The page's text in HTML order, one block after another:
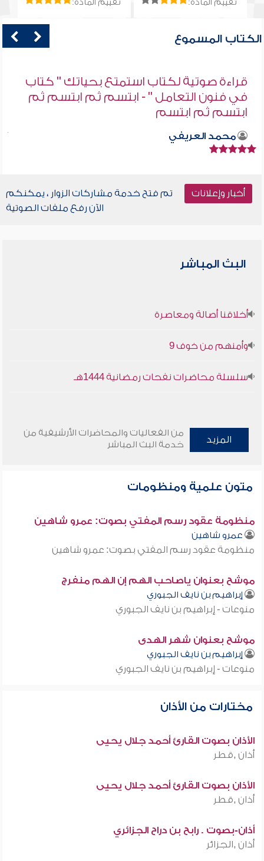
تقييم المادة: تقييم المادة:
الكتاب المسموع
قراءة صوتية لكتاب استمتع بحياتك " كتاب
في فنون التعامل " - ابتسم ثم ابتسم ثم
ابتسم ثم ابتسم
محمد العريفي
أخبار وإعلانات
تم فتح خدمة مشاركات الزوار ، يمكنكم
الآن رفع ملفات الصوتية
البث المباشر
أخلاقنا أصالة ومعاصرة
وأمنهم من خوف 9
سلسلة محاضرات نفحات رمضانية 1444هـ
المزيد
من الفعاليات والمحاضرات الأرشيفية من
خدمة البث المباشر
متون علمية ومنظومات
منظومة عقود رسم المفتي بصوت: عمرو شاهين
عمرو شاهين
منظومة عقود رسم المفتي بصوت: عمرو شاهين
موشح بعنوان ياصاحب الهم إن الهم منفرج
إبراهيم بن نايف الجبوري
منوعات - إبراهيم بن نايف الجبوري
موشح بعنوان شهر الهدى
إبراهيم بن نايف الجبوري
منوعات - إبراهيم بن نايف الجبوري
مختارات من الأذان
الأذان بصوت القارئ أحمد جلال يحيى
أذان ,قطر
الأذان بصوت القارئ أحمد جلال يحيى
أذان ,قطر
أذان-بصوت . رابح بن دراح الجزائري
أذان ,الجزائر